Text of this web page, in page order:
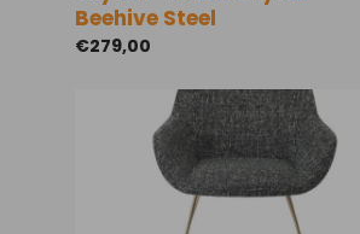
Beehive Steel
€279,00